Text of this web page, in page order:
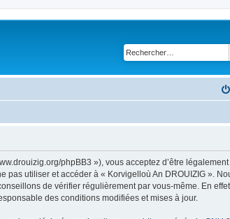
phpBB3 »), vous acceptez d’être légalement
pas utiliser et accéder à « Korvigelloù An DROUIZIG ».
de vérifier régulièrement par vous-même. En
des conditions modifiées et mises à jour.